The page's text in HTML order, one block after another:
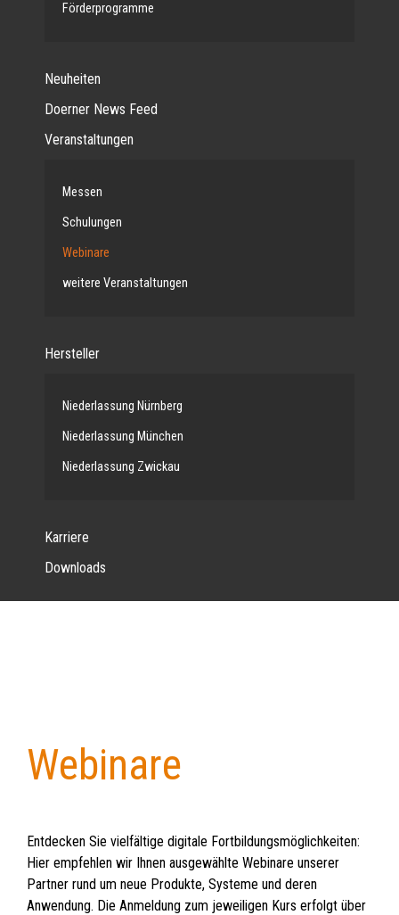
Förderprogramme
Neuheiten
Doerner News Feed
Veranstaltungen
Messen
Schulungen
Webinare
weitere Veranstaltungen
Hersteller
Niederlassung Nürnberg
Niederlassung München
Niederlassung Zwickau
Karriere
Downloads
Webinare
Entdecken Sie vielfältige digitale Fortbildungsmöglichkeiten:
Hier empfehlen wir Ihnen ausgewählte Webinare unserer
Partner rund um neue Produkte, Systeme und deren
Anwendung. Die Anmeldung zum jeweiligen Kurs erfolgt über